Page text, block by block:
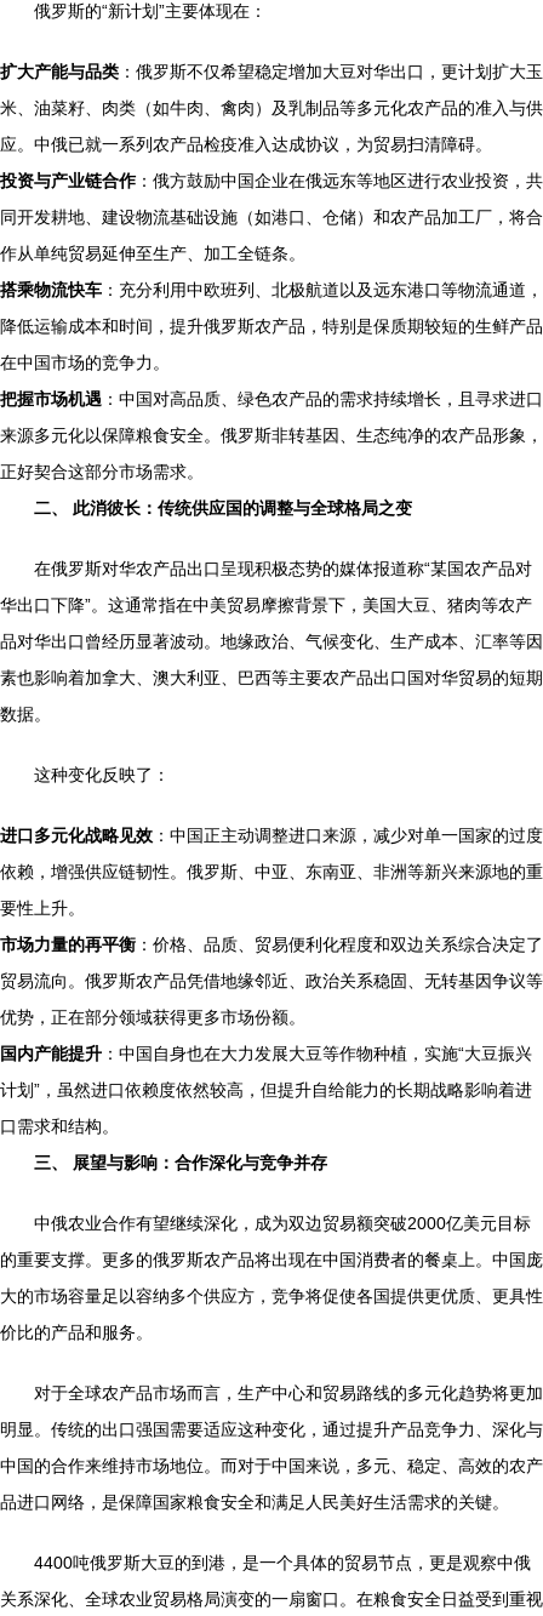
俄罗斯的“新计划”主要体现在：
扩大产能与品类 ：俄罗斯不仅希望稳定增加大豆对华出口，更计划扩大玉
米、油菜籽、肉类（如牛肉、禽肉）及乳制品等多元化农产品的准入与供
应。中俄已就一系列农产品检疫准入达成协议，为贸易扫清障碍。
投资与产业链合作：俄方鼓励中国企业在俄远东等地区进行农业投资，共
同开发耕地、建设物流基础设施（如港口、仓储）和农产品加工厂，将合
作从单纯贸易延伸至生产、加工全链条。
搭乘物流快车 ：充分利用中欧班列、北极航道以及远东港口等物流通道，
降低运输成本和时间，提升俄罗斯农产品，特别是保质期较短的生鲜产品
在中国市场的竞争力。
把握市场机遇 ：中国对高品质、绿色农产品的需求持续增长，且寻求进口
来源多元化以保障粮食安全。俄罗斯非转基因、生态纯净的农产品形象，
正好契合这部分市场需求。
二、 此消彼长：传统供应国的调整与全球格局之变
在俄罗斯对华农产品出口呈现积极态势的媒体报道称“某国农产品对
华出口下降”。这通常指在中美贸易摩擦背景下，美国大豆、猪肉等农产
品对华出口曾经历显著波动。地缘政治、气候变化、生产成本、汇率等因
素也影响着加拿大、澳大利亚、巴西等主要农产品出口国对华贸易的短期
数据。
这种变化反映了：
进口多元化战略见效 ：中国正主动调整进口来源，减少对单一国家的过度
依赖，增强供应链韧性。俄罗斯、中亚、东南亚、非洲等新兴来源地的重
要性上升。
市场力量的再平衡 ：价格、品质、贸易便利化程度和双边关系综合决定了
贸易流向。俄罗斯农产品凭借地缘邻近、政治关系稳固、无转基因争议等
优势，正在部分领域获得更多市场份额。
国内产能提升 ：中国自身也在大力发展大豆等作物种植，实施“大豆振兴
计划”，虽然进口依赖度依然较高，但提升自给能力的长期战略影响着进
口需求和结构。
三、 展望与影响：合作深化与竞争并存
中俄农业合作有望继续深化，成为双边贸易额突破2000亿美元目标
的重要支撑。更多的俄罗斯农产品将出现在中国消费者的餐桌上。中国庞
大的市场容量足以容纳多个供应方，竞争将促使各国提供更优质、更具性
价比的产品和服务。
对于全球农产品市场而言，生产中心和贸易路线的多元化趋势将更加
明显。传统的出口强国需要适应这种变化，通过提升产品竞争力、深化与
中国的合作来维持市场地位。而对于中国来说，多元、稳定、高效的农产
品进口网络，是保障国家粮食安全和满足人民美好生活需求的关键。
4400吨俄罗斯大豆的到港，是一个具体的贸易节点，更是观察中俄
关系深化、全球农业贸易格局演变的一扇窗口。在粮食安全日益受到重视